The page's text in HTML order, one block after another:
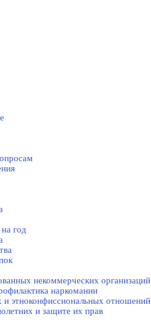
год
некоммерческих организаций
наркомании
этноконфиссиональных отношений
и защите их прав